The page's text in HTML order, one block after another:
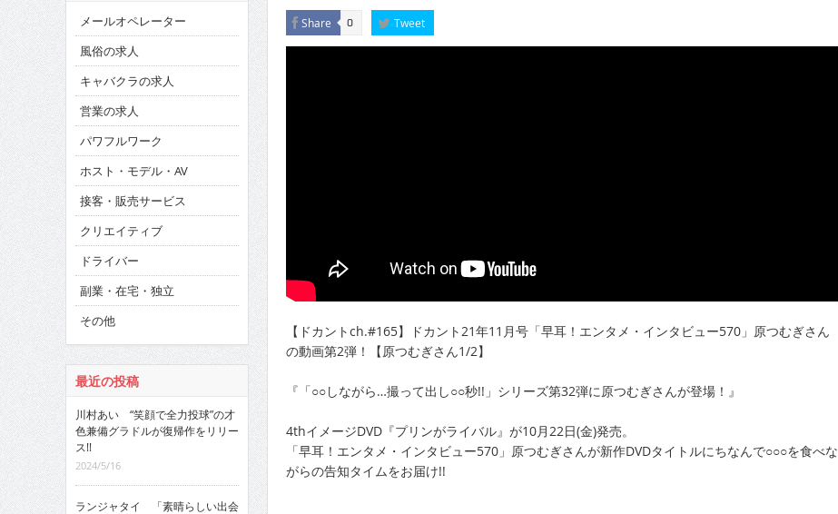
Share 0 Tweet
【ドカントch.#165】ドカント21年11月号「早耳！エンタメ・インタビュー570」原つむぎさん
の動画第2弾！【原つむぎさん1/2】
『「○○しながら…撮って出し○○秒!!」シリーズ第32弾に原つむぎさんが登場！』
4thイメージDVD『プリンがライバル』が10月22日(金)発売。
「早耳！エンタメ・インタビュー570」原つむぎさんが新作DVDタイトルにちなんで○○○を食べな
がらの告知タイムをお届け!!
メールオペレーター
風俗の求人
キャバクラの求人
営業の求人
パワフルワーク
ホスト・モデル・AV
接客・販売サービス
クリエイティブ
ドライバー
副業・在宅・独立
その他
最近の投稿
川村あい “笑顔で全力投球”の才
色兼備グラドルが復帰作をリリー
ス!!
2024/5/16
ランジャタイ 「素晴らしい出会